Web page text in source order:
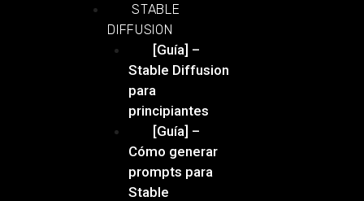
STABLE
DIFFUSION
[Guía] –
Stable Diffusion
para
principiantes
[Guía] –
Cómo generar
prompts para
Stable